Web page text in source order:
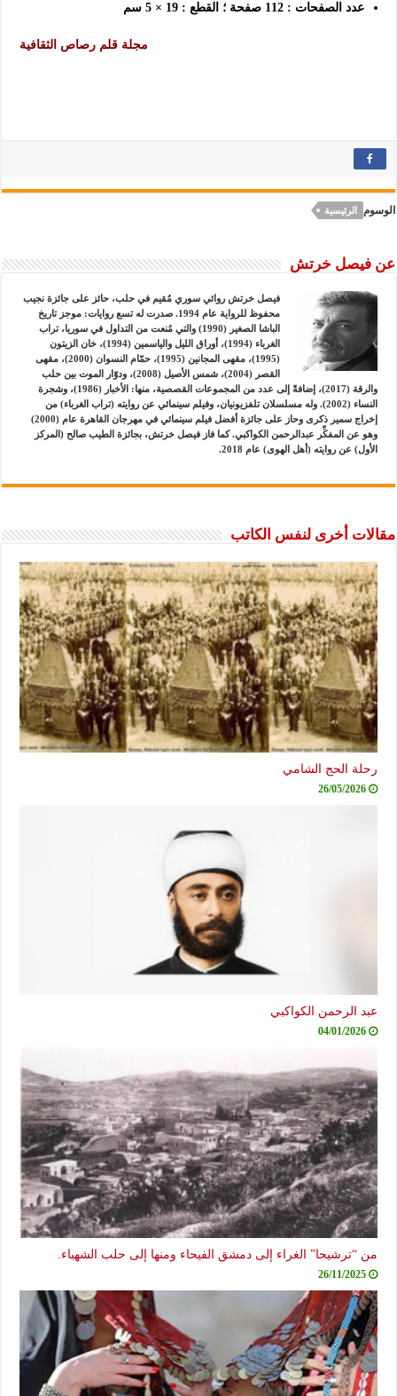
عدد الصفحات :112 صفحة ؛ القطع :19
×
5 سم
مجلة قلم رصاص الثقافية
الوسوم الرئيسية
عن فيصل خرتش
فيصل خرتش روائي سوري مُقيم في حلب، حائز على جائزة نجيب
محفوظ للرواية عام 1994. صدرت له تسع روايات: موجز تاريخ
الباشا الصغير (1990) والتي مُنعت من التداول في سوريا، تراب
الغرباء (1994)، أوراق الليل والياسمين (1994)، خان الزيتون
(1995)، مقهى المجانين (1995)، حمّام النسوان (2000)، مقهى
القصر (2004)، شمس الأصيل (2008)، ودوّار الموت بين حلب
والرقة (2017)، إضافةً إلى عدد من المجموعات القصصية، منها: الأخبار (1986)، وشجرة
النساء (2002). وله مسلسلان تلفزيونيان، وفيلم سينمائي عن روايته (تراب الغرباء) من
إخراج سمير ذكرى وحاز على جائزة أفضل فيلم سينمائي في مهرجان القاهرة عام (2000)
وهو عن المفكِّر عبدالرحمن الكواكبي. كما فاز فيصل خرتش، بجائزة الطيب صالح (المركز
الأول) عن روايته (أهل الهوى) عام 2018.
مقالات أخرى لنفس الكاتب
رحلة الحج الشامي
26/05/2026
عبد الرحمن الكواكبي
04/01/2026
من “ترشيحا” الغراء إلى دمشق الفيحاء ومنها إلى حلب الشهباء.
26/11/2025